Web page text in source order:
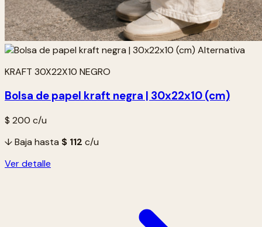
KRAFT 30X22X10 NEGRO
Bolsa de papel kraft negra | 30x22x10 (cm)
$ 200 c/u
↓ Baja hasta $ 112 c/u
Ver detalle